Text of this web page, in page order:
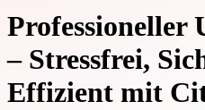
Professioneller
– Stressfrei,
Effizient mit